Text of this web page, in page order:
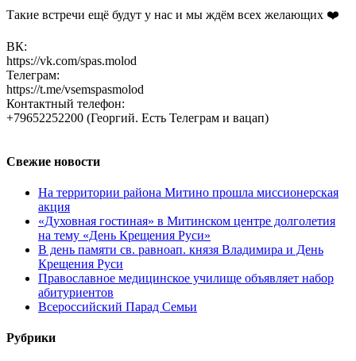
Такие встречи ещё будут у нас и мы ждём всех желающих ❤️
ВК:
https://vk.com/spas.molod
Телеграм:
https://t.me/vsemspasmolod
Контактный телефон:
+79652252200 (Георгий. Есть Телеграм и вацап)
Свежие новости
На территории района Митино прошла миссионерская
акция
«Духовная гостиная» в Митинском центре долголетия
на тему «День Крещения Руси»
В день памяти св. равноап. князя Владимира и День
Крещения Руси
Православное медицинское училище объявляет набор
абитуриентов
Всероссийский Парад Семьи
Рубрики